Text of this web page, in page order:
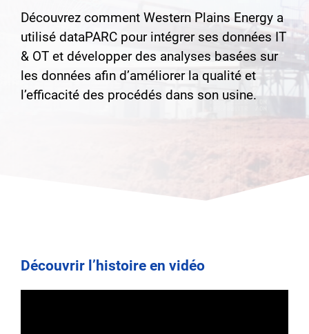
Découvrez comment Western Plains Energy a
utilisé dataPARC pour intégrer ses données IT
& OT et développer des analyses basées sur
les données afin d’améliorer la qualité et
l’efficacité des procédés dans son usine.
Découvrir l’histoire en vidéo